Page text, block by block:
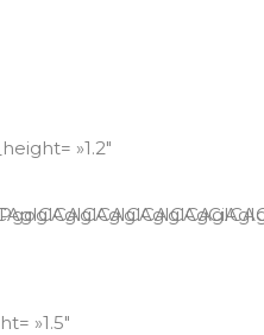
»1.2″
»1.5″